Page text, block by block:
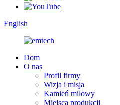
English
Dom
O nas
Profil firmy
Wizja i misja
Kamień milowy
Miejsca produkcji